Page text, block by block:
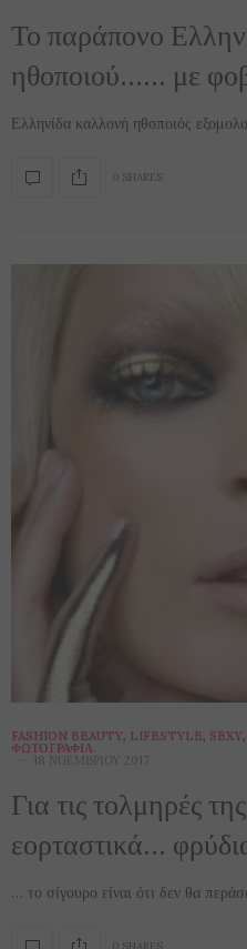
Το παράπονο
ηθοποιού…… με
Ελληνίδα καλλονή ηθοποιός
0 SHARES
FASHION BEAUTY, LIFESTYLE, SEXY,
ΦΩΤΟΓΡΑΦΊΑ
18 ΝΟΕΜΒΡΊΟΥ 2017
Για τις τολμηρές
εορταστικά…
… το σίγουρο είναι ότι δεν θα